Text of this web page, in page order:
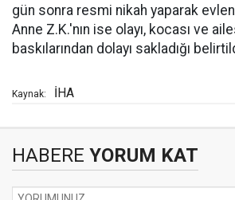
gün sonra resmi nikah yaparak
Anne Z.K.'nın ise olayı, kocası ve
baskılarından dolayı sakladığı
Kaynak: İHA
HABERE YORUM KAT